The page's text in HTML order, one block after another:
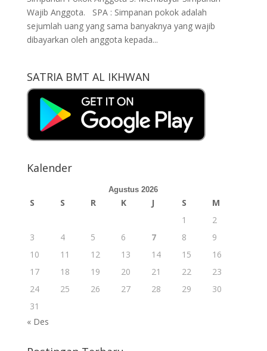
Wajib Anggota. SPA : Simpanan pokok adalah
sejumlah uang yang sama banyaknya yang wajib
dibayarkan oleh anggota kepada...
SATRIA BMT AL IKHWAN
Kalender
Agustus 2026
S S R K J S
M
1
2
3
4 5 6 7 8
9
10
11 12 13 14 15
16
17
18 19 20 21 22
23
24
25 26 27 28 29
30
31
« Des